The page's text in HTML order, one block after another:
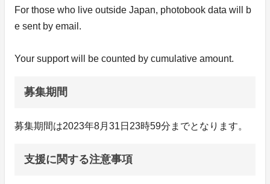
For those who live outside Japan, photobook data will b
e sent by email.
Your support will be counted by cumulative amount.
募集期間
募集期間は2023年8月31日23時59分までとなります。
支援に関する注意事項